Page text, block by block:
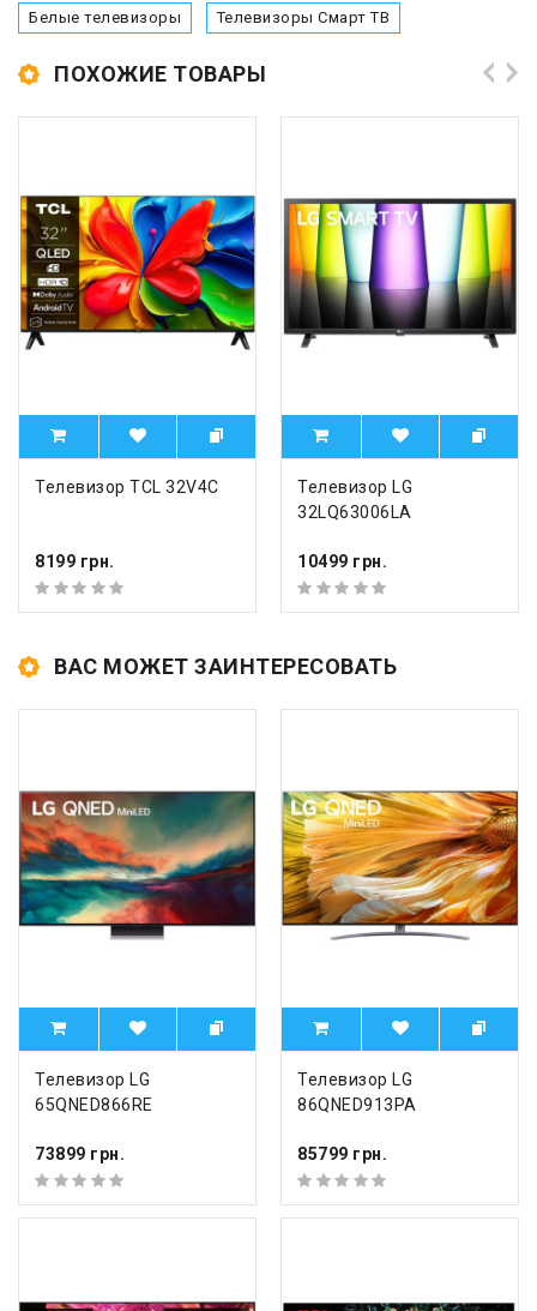
Белые телевизоры Телевизоры Смарт ТВ
ПОХОЖИЕ ТОВАРЫ
Телевизор TCL 32V4C
8199 грн.
Телевизор LG
32LQ63006LA
10499 грн.
ВАС МОЖЕТ ЗАИНТЕРЕСОВАТЬ
Телевизор LG
65QNED866RE
73899 грн.
Телевизор LG
86QNED913PA
85799 грн.